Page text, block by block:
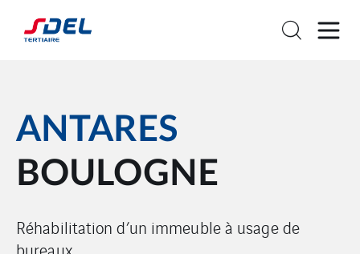
ANTARES
BOULOGNE
Réhabilitation d’un immeuble à usage de